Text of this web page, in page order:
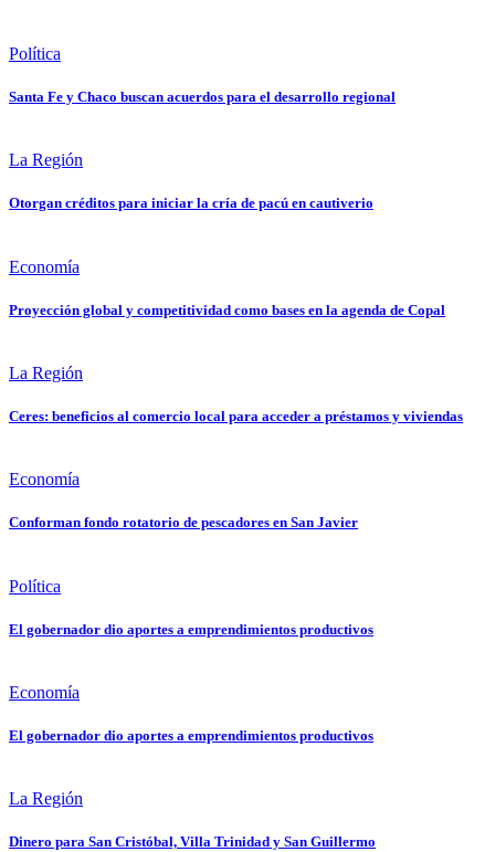
Política
Santa Fe y Chaco buscan acuerdos para el desarrollo regional
La Región
Otorgan créditos para iniciar la cría de pacú en cautiverio
Economía
Proyección global y competitividad como bases en la agenda de Copal
La Región
Ceres: beneficios al comercio local para acceder a préstamos y viviendas
Economía
Conforman fondo rotatorio de pescadores en San Javier
Política
El gobernador dio aportes a emprendimientos productivos
Economía
El gobernador dio aportes a emprendimientos productivos
La Región
Dinero para San Cristóbal, Villa Trinidad y San Guillermo